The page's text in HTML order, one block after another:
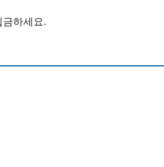
하세요.